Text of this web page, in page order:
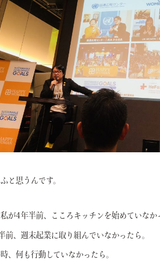
と思うんです。
私が4年半前、こころキッチンを始めていなか
前、週末起業に取り組んでいなかったら。
、何も行動していなかったら。